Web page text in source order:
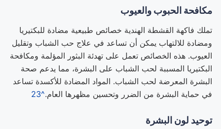
مكافحة الحبوب والعيوب
تملك فاكهة القشطة الهندية خصائص طبيعية مضادة للبكتيريا
ومضادة للالتهاب يمكن أن تساعد في علاج حب الشباب وتقليل
العيوب. هذه الخصائص تعمل على تهدئة البثور المؤلمة ومكافحة
البكتيريا المسببة لحب الشباب على البشرة، مما يدعم صحة
البشرة المعرضة لحب الشباب. المواد المضادة للأكسدة تساعد
في حماية البشرة من الضرر وتحسين مظهرها العام.^23
توحيد لون البشرة